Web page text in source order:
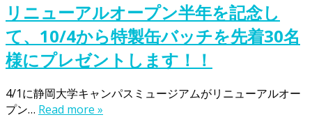
リニューアルオープン半年を記念し
て、10/4から特製缶バッチを先着30名
様にプレゼントします！！
4/1に静岡大学キャンパスミュージアムがリニューアルオー
プン… Read more »